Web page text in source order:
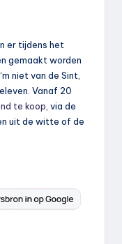
er tijdens het
gemaakt worden
niet van de Sint,
Vanaf 20
te koop , via de
uit de witte of de